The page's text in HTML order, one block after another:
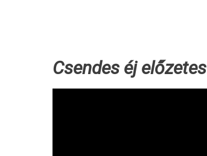
Csendes éj előzetes